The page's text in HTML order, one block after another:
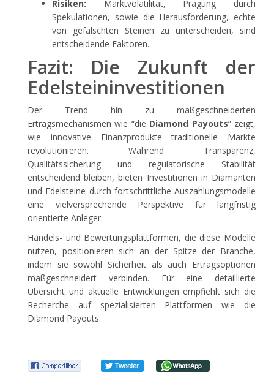
Risiken: Marktvolatilität, Prägung durch
Spekulationen, sowie die Herausforderung, echte
von gefälschten Steinen zu unterscheiden, sind
entscheidende Faktoren.
Fazit: Die Zukunft der
Edelsteininvestitionen
Der Trend hin zu maßgeschneiderten
Ertragsmechanismen wie “die Diamond Payouts” zeigt,
wie innovative Finanzprodukte traditionelle Märkte
revolutionieren. Während Transparenz,
Qualitätssicherung und regulatorische Stabilität
entscheidend bleiben, bieten Investitionen in Diamanten
und Edelsteine durch fortschrittliche Auszahlungsmodelle
eine vielversprechende Perspektive für langfristig
orientierte Anleger.
Handels- und Bewertungsplattformen, die diese Modelle
nutzen, positionieren sich an der Spitze der Branche,
indem sie sowohl Sicherheit als auch Ertragsoptionen
maßgeschneidert verbinden. Für eine detaillierte
Übersicht und aktuelle Entwicklungen empfiehlt sich die
Recherche auf spezialisierten Plattformen wie die
Diamond Payouts.